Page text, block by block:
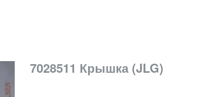
7028511 Крышка (JLG)